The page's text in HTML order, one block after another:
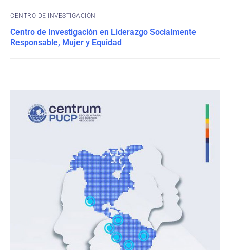
CENTRO DE INVESTIGACIÓN
Centro de Investigación en Liderazgo Socialmente
Responsable, Mujer y Equidad